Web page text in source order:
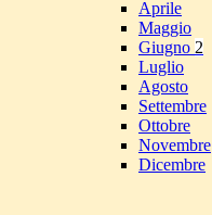
Aprile
Maggio
Giugno 2
Luglio
Agosto
Settembre
Ottobre
Novembre
Dicembre